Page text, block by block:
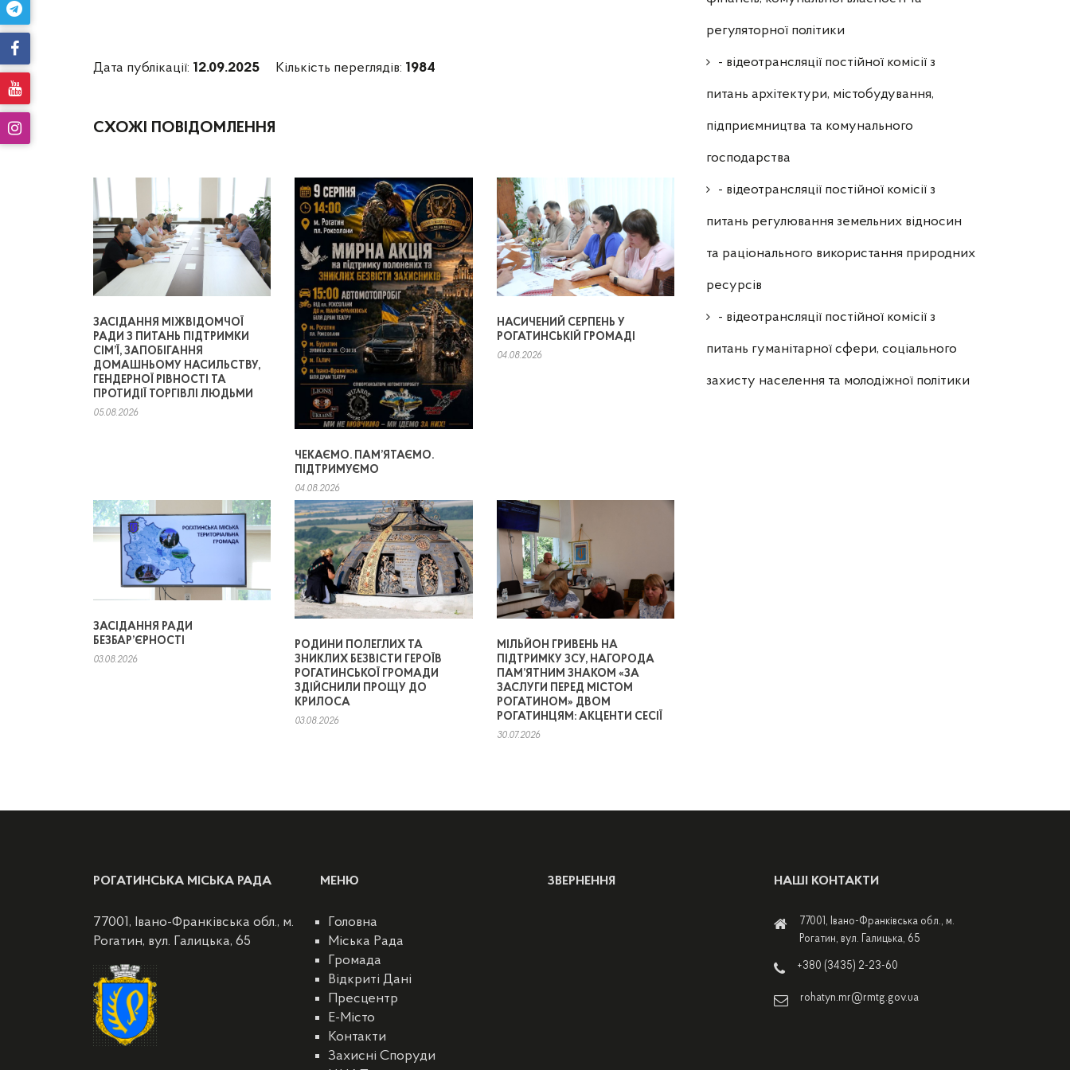
регуляторної політики
- відеотрансляції постійної комісії з
питань архітектури, містобудування,
підприємництва та комунального
господарства
- відеотрансляції постійної комісії з
питань регулювання земельних відносин
та раціонального використання природних
ресурсів
- відеотрансляції постійної комісії з
питань гуманітарної сфери, соціального
захисту населення та молодіжної політики
Дата публікації: 12.09.2025 Кількість переглядів: 1984
СХОЖІ ПОВІДОМЛЕННЯ
ЗАСІДАННЯ МІЖВІДОМЧОЇ
РАДИ З ПИТАНЬ ПІДТРИМКИ
СІМ’Ї, ЗАПОБІГАННЯ
ДОМАШНЬОМУ НАСИЛЬСТВУ,
ГЕНДЕРНОЇ РІВНОСТІ ТА
ПРОТИДІЇ ТОРГІВЛІ ЛЮДЬМИ
05.08.2026
ЧЕКАЄМО. ПАМ’ЯТАЄМО.
ПІДТРИМУЄМО
04.08.2026
НАСИЧЕНИЙ СЕРПЕНЬ У
РОГАТИНСЬКІЙ ГРОМАДІ
04.08.2026
ЗАСІДАННЯ РАДИ
БЕЗБАР’ЄРНОСТІ
03.08.2026
РОДИНИ ПОЛЕГЛИХ ТА
ЗНИКЛИХ БЕЗВІСТИ ГЕРОЇВ
РОГАТИНСЬКОЇ ГРОМАДИ
ЗДІЙСНИЛИ ПРОЩУ ДО
КРИЛОСА
03.08.2026
МІЛЬЙОН ГРИВЕНЬ НА
ПІДТРИМКУ ЗСУ, НАГОРОДА
ПАМ’ЯТНИМ ЗНАКОМ «ЗА
ЗАСЛУГИ ПЕРЕД МІСТОМ
РОГАТИНОМ» ДВОМ
РОГАТИНЦЯМ: АКЦЕНТИ СЕСІЇ
30.07.2026
РОГАТИНСЬКА МІСЬКА РАДА
77001, Івано-Франківська обл., м.
Рогатин, вул. Галицька, 65
МЕНЮ
Головна
Міська Рада
Громада
Відкриті Дані
Пресцентр
E-Місто
Контакти
Захисні Споруди
ЗВЕРНЕННЯ НАШІ КОНТАКТИ
77001, Івано-Франківська обл., м.
Рогатин, вул. Галицька, 65
+380 (3435) 2-23-60
rohatyn.mr@rmtg.gov.ua